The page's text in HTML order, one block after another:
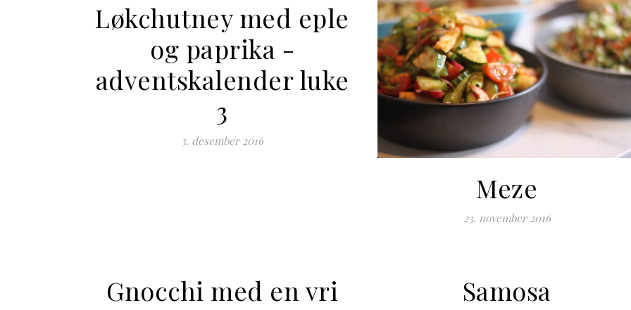
Løkchutney med eple
og paprika -
adventskalender luke
3
3. desember 2016
Meze
23. november 2016
Gnocchi med en vri Samosa